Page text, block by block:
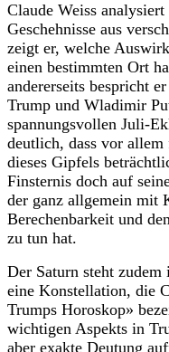
Claude Weiss
Geschehnisse aus
zeigt er, welche
einen bestimmten Ort
andererseits bespricht
Trump und Wladimir
spannungsvollen Juli-
deutlich, dass vor
dieses Gipfels
Finsternis doch auf
der ganz allgemein mit
Berechenbarkeit und
zu tun hat.
Der Saturn steht
eine Konstellation, die
Trumps Horoskop»
wichtigen Aspekts in
aber exakte Deutung